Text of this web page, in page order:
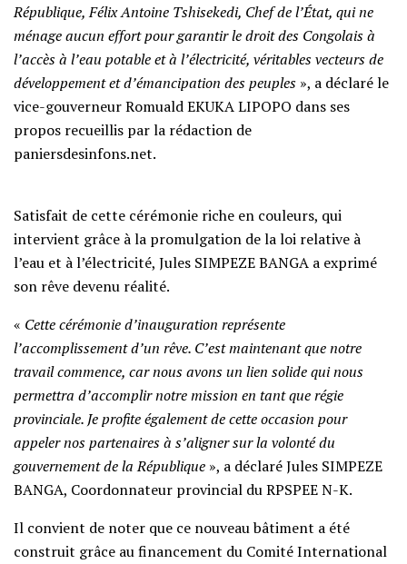
République, Félix Antoine Tshisekedi, Chef de l’État, qui ne
ménage aucun effort pour garantir le droit des Congolais à
l’accès à l’eau potable et à l’électricité, véritables vecteurs de
développement et d’émancipation des peuples », a déclaré le
vice-gouverneur Romuald EKUKA LIPOPO dans ses
propos recueillis par la rédaction de
paniersdesinfons.net.
Satisfait de cette cérémonie riche en couleurs, qui
intervient grâce à la promulgation de la loi relative à
l’eau et à l’électricité, Jules SIMPEZE BANGA a exprimé
son rêve devenu réalité.
« Cette cérémonie d’inauguration représente
l’accomplissement d’un rêve. C’est maintenant que notre
travail commence, car nous avons un lien solide qui nous
permettra d’accomplir notre mission en tant que régie
provinciale. Je profite également de cette occasion pour
appeler nos partenaires à s’aligner sur la volonté du
gouvernement de la République », a déclaré Jules SIMPEZE
BANGA, Coordonnateur provincial du RPSPEE N-K.
Il convient de noter que ce nouveau bâtiment a été
construit grâce au financement du Comité International